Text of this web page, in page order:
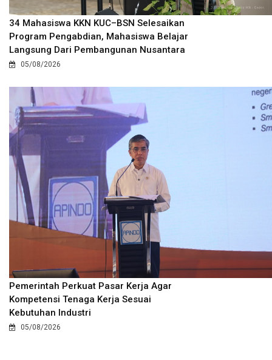
34 Mahasiswa KKN KUC–BSN Selesaikan
Program Pengabdian, Mahasiswa Belajar
Langsung Dari Pembangunan Nusantara
05/08/2026
Pemerintah Perkuat Pasar Kerja Agar
Kompetensi Tenaga Kerja Sesuai
Kebutuhan Industri
05/08/2026